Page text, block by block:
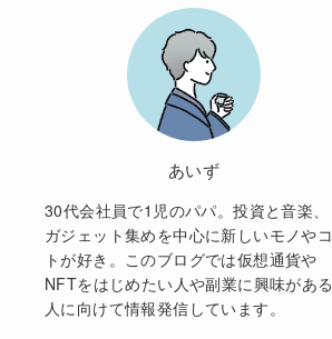
あいず
30代会社員で1児のパパ。投資と音楽、
ガジェット集めを中心に新しいモノやコ
トが好き。このブログでは仮想通貨や
NFTをはじめたい人や副業に興味がある
人に向けて情報発信しています。